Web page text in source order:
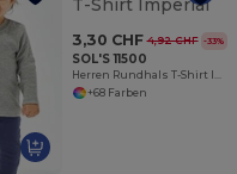
3,30 CHF 4,92 CHF -33%
SOL'S 11500
Herren Rundhals T-Shirt Imperial
+68 Farben